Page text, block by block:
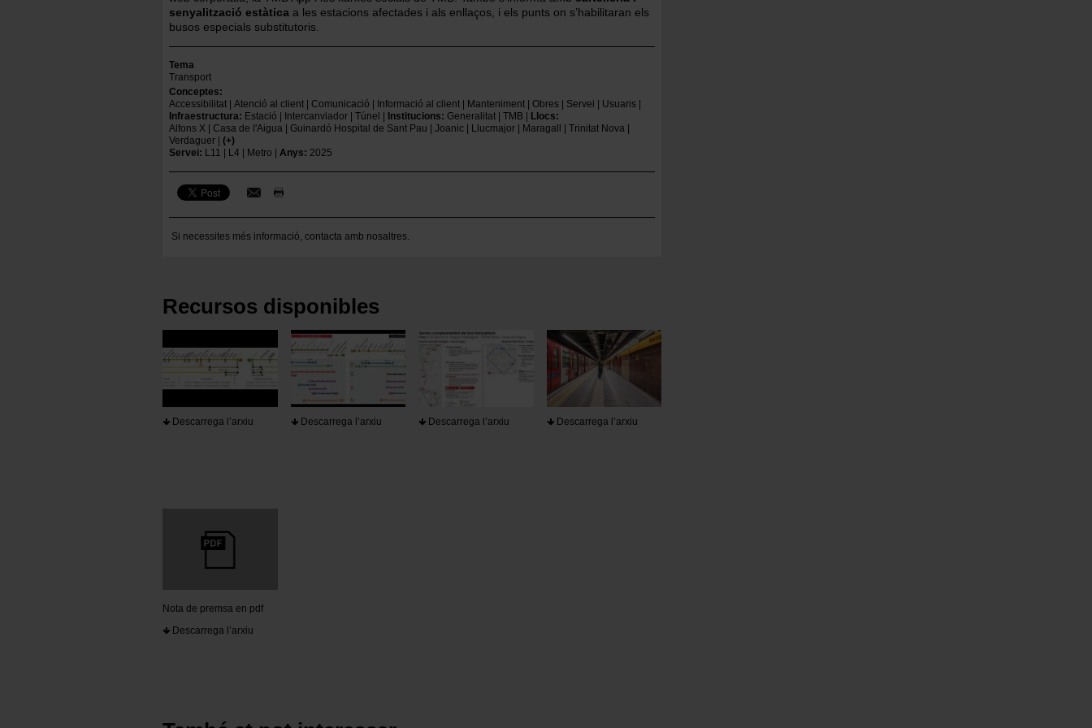
senyalització estàtica a les estacions afectades i als enllaços, i els punts on s’habilitaran els
busos especials substitutoris.
Tema
Transport
Conceptes
Accessibilitat
Atenció al client Comunicació Informació al client Manteniment Obres Servei
Usuaris
Infraestructura
Estació Intercanviador Túnel Institucions Generalitat TMB
Llocs
Alfons X
Casa de l'Aigua Guinardó Hospital de Sant Pau Joanic Llucmajor Maragall
Trinitat Nova
Verdaguer
Servei
L11 L4 Metro Anys 2025
Si necessites més informació, contacta amb nosaltres.
Recursos disponibles
Descarrega l’arxiu Descarrega l’arxiu Descarrega l’arxiu Descarrega l’arxiu
Nota de premsa en pdf
Descarrega l’arxiu